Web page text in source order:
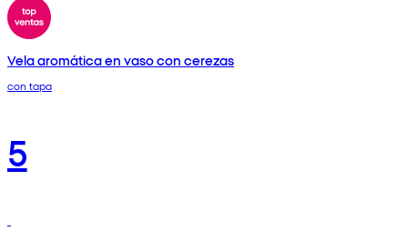
Vela aromática en vaso con cerezas
con tapa
5